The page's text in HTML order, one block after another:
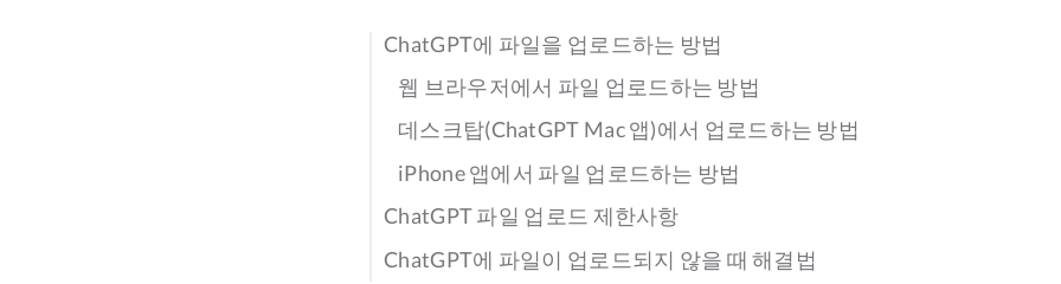
ChatGPT에 파일을 업로드하는 방법
웹 브라우저에서 파일 업로드하는 방법
데스크탑(ChatGPT Mac 앱)에서 업로드하는 방법
iPhone 앱에서 파일 업로드하는 방법
ChatGPT 파일 업로드 제한사항
ChatGPT에 파일이 업로드되지 않을 때 해결법